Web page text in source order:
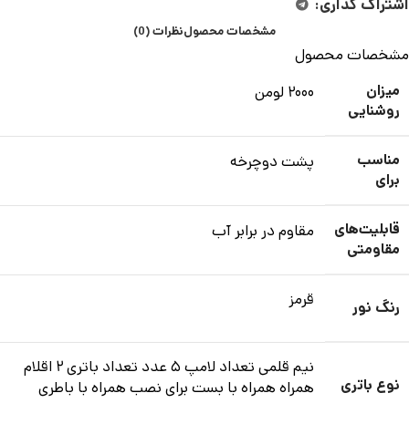
اشتراک گذاری:
مشخصات محصولنظرات (0)
مشخصات محصول
میزان
روشنایی
۲۰۰۰ لومن
مناسب
برای
پشت دوچرخه
قابلیت‌های
مقاومتی
مقاوم در برابر آب
رنگ نور قرمز
نوع باتری
نیم قلمی تعداد لامپ ۵ عدد تعداد باتری ۲ اقلام
همراه همراه با بست برای نصب همراه با باطری